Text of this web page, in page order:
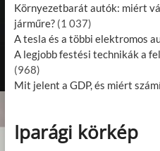
Környezetbarát autók: miért
járműre? (1 037)
A tesla és a többi elektromos
A legjobb festési technikák a
(968)
Mit jelent a GDP, és miért
Iparági körkép